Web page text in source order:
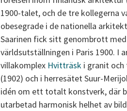
1900-talet, och de tre kollegerna
obesegrade i de nationella
Saarinen fick sitt genombrott
världsutställningen i Paris 1900. I
villakomplex Hvitträsk i granit
(1902) och i herresätet Suur-
idén om ett totalt konstverk, där
utarbetad harmonisk helhet av